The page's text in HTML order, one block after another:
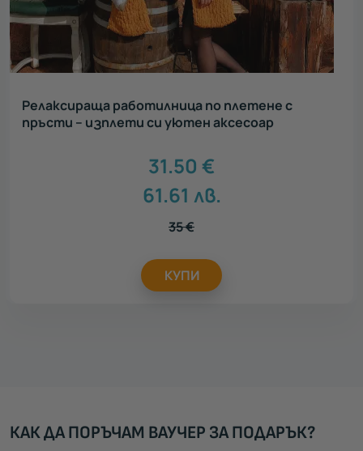
Релаксираща работилница по плетене с
пръсти – изплети си уютен аксесоар
31.50 €
61.61 лв.
35€
КУПИ
КАК ДА ПОРЪЧАМ ВАУЧЕР ЗА ПОДАРЪК?